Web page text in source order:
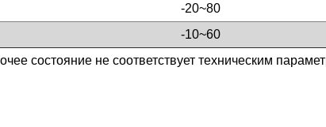
-20~80
-10~60
состояние не соответствует техническим